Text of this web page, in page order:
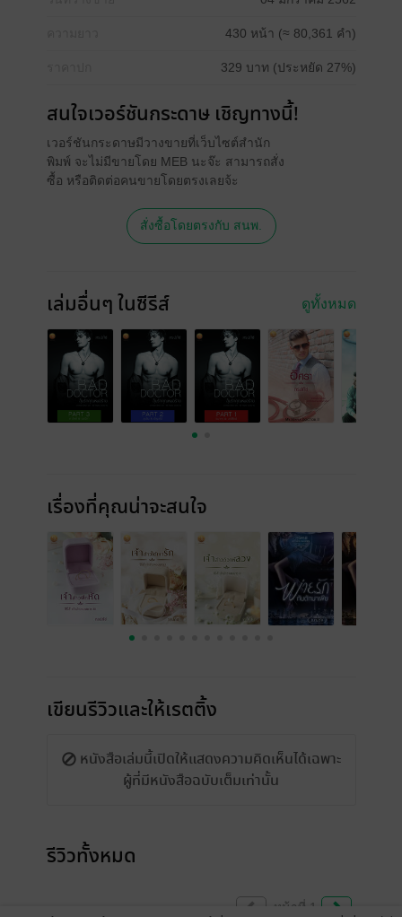
430 หน้า (≈ 80,361 คำ)
329 บาท (ประหยัด 27%)
สนใจเวอร์ชันกระดาษ เชิญทางนี้!
เวอร์ชันกระดาษมีวางขายที่เว็บไซต์สำนัก
พิมพ์ จะไม่มีขายโดย MEB นะจ๊ะ สามารถสั่ง
ซื้อ หรือติดต่อคนขายโดยตรงเลยจ้ะ
สั่งซื้อโดยตรงกับ สนพ.
เล่มอื่นๆ ในซีรีส์ ดูทั้งหมด
เรื่องที่คุณน่าจะสนใจ
เขียนรีวิวและให้เรตติ้ง
หนังสือเล่มนี้เปิดให้แสดงความคิดเห็นได้เฉพาะ
ผู้ที่มีหนังสือฉบับเต็มเท่านั้น
รีวิวทั้งหมด
หน้าที่ 1